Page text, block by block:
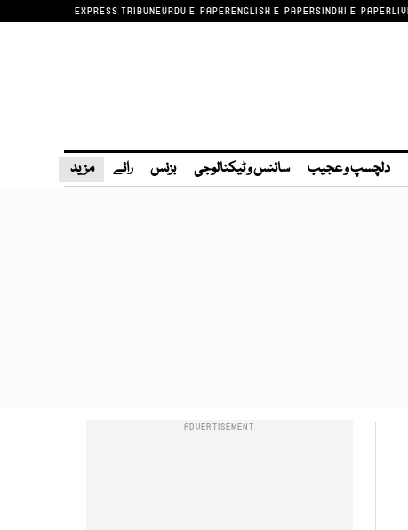
EXPRESS TRIBUNEURDU E-PAPERENGLISH E-PAPERSINDHI E-PAPER
دلچسپ و عجیب سائنس و ٹیکنالوجی بزنس رائے مزید